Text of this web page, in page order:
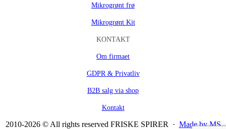
Mikrogrønt frø
Mikrogrønt Kit
KONTAKT
Om firmaet
GDPR & Privatliv
B2B salg via shop
Kontakt
2010-2026 © All rights reserved FRISKE SPIRER · Made by MS